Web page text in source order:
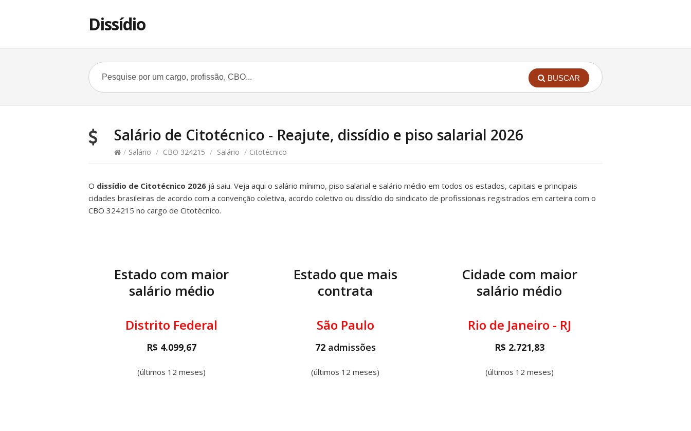
Dissídio
BUSCAR
Salário de Citotécnico - Reajute, dissídio e piso salarial 2026
/ Salário / CBO 324215 / Salário / Citotécnico
O dissídio de Citotécnico 2026 já saiu. Veja aqui o salário mínimo, piso salarial e salário médio em todos os estados, capitais e principais
cidades brasileiras de acordo com a convenção coletiva, acordo coletivo ou dissídio do sindicato de profissionais registrados em carteira com o
CBO 324215 no cargo de Citotécnico.
Estado com maior
salário médio
Distrito Federal
R$ 4.099,67
(últimos 12 meses)
Estado que mais
contrata
São Paulo
72 admissões
(últimos 12 meses)
Cidade com maior
salário médio
Rio de Janeiro - RJ
R$ 2.721,83
(últimos 12 meses)